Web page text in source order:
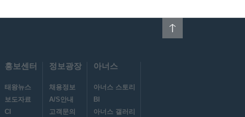
홍보센터
태왕뉴스
보도자료
CI
정보광장
채용정보
A/S안내
고객문의
아너스
아너스 스토리
BI
아너스 갤러리